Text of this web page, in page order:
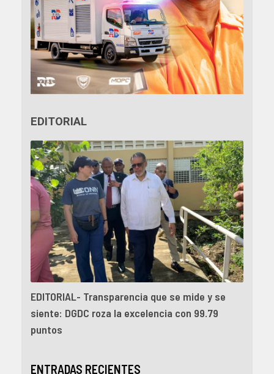
EDITORIAL
EDITORIAL- Transparencia que se mide y se
siente: DGDC roza la excelencia con 99.79
puntos
ENTRADAS RECIENTES